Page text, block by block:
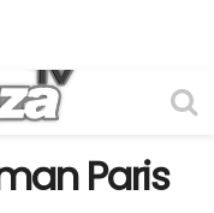
Paris